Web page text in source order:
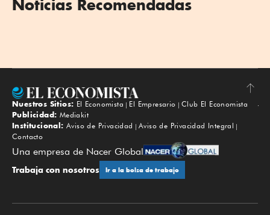
Noticias Recomendadas
Subir
Nuestros Sitios: El Economista El Empresario
Club El Economista
Publicidad: Mediakit
Institucional: Aviso de Privacidad
Aviso de Privacidad Integral
Contacto
Una empresa de Nacer Global
Trabaja con nosotros Ir a la bolsa de trabajo